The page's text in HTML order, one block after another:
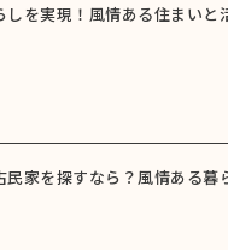
しを実現！風情ある住まいと
民家を探すなら？風情ある暮